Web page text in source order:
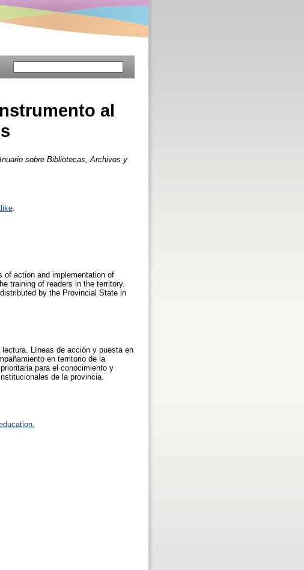
al
sobre Bibliotecas, Archivos y
of action and implementation of
training of readers in the territory.
by the Provincial State in
Líneas de acción y puesta en
en territorio de la
para el conocimiento y
de la provincia.